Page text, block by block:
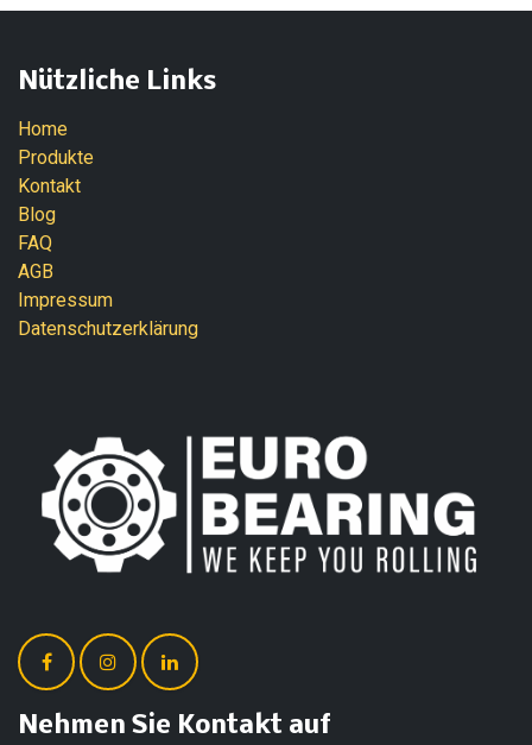
Nützliche Links
Home
Produkte
Kontakt
Blog
FAQ
AGB
Impressum
Datenschutzerklärung
Nehmen Sie Kontakt auf